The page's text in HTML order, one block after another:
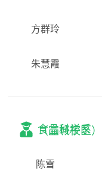
方群玲
朱慧霞
食品科学系
（宣城校区）
陈雪